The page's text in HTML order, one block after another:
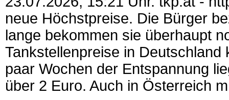
neue Höchstpreise. Die Bürger
lange bekommen sie überhaupt
Tankstellenpreise in
paar Wochen der Entspannung
über 2 Euro. Auch in Österreich